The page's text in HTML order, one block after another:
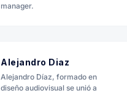
manager.
Alejandro Diaz
Alejandro Díaz, formado en
diseño audiovisual se unió a